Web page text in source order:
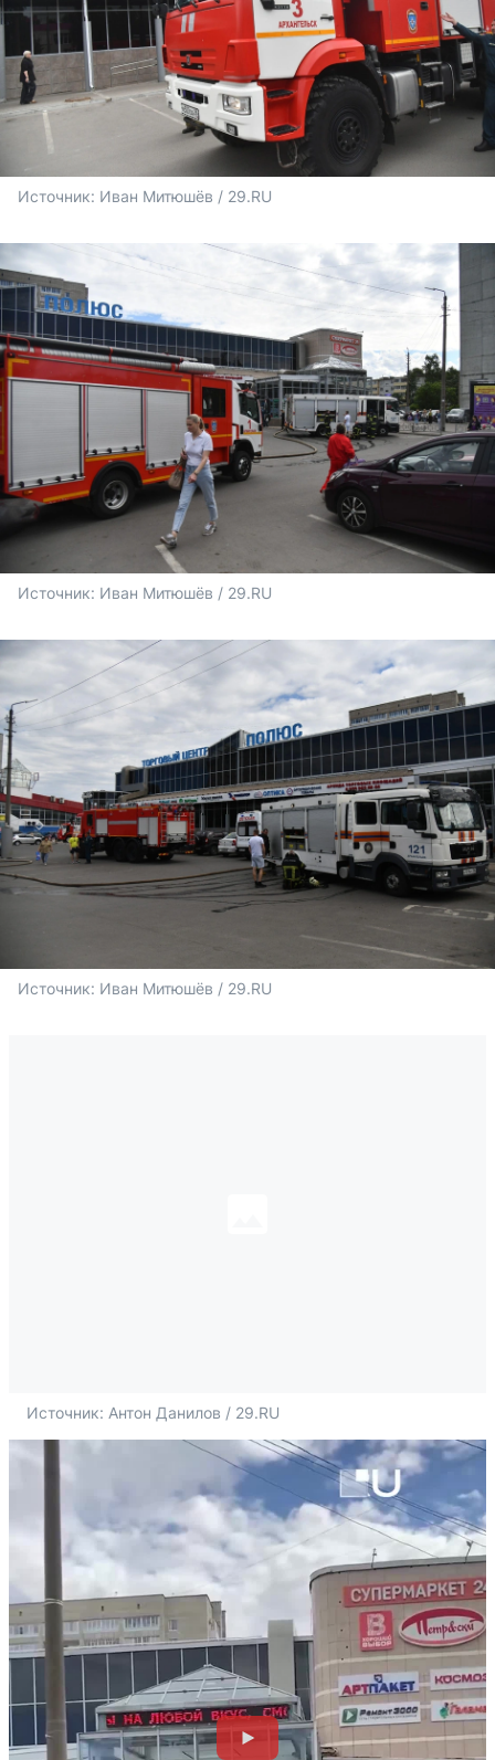
Источник: Иван Митюшёв / 29.RU
Источник: Иван Митюшёв / 29.RU
Источник: Иван Митюшёв / 29.RU
Источник: Антон Данилов / 29.RU